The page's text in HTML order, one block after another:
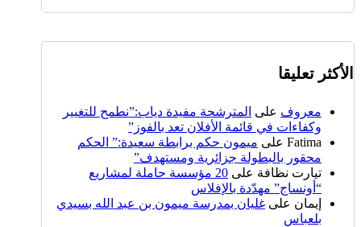
الأكثر تعليقا
معروف على المترشحة مفيدة دياب:”نطمح للتغيير
وكفاءات في قائمة الأفلان تعد بالفوز”
Fatima على ميمون حكم برابطة سعيدة:” الحكم
محقور بالبطولة جزائرية ومستهدف”
تيارت نظافة على
20 مؤسسة حاملة لمشاريع
“أونساج” مهدّدة بالإفلاس
إيمان على غليان بمدرسة ميمون بن عبد الله بسيدي
بلعباس